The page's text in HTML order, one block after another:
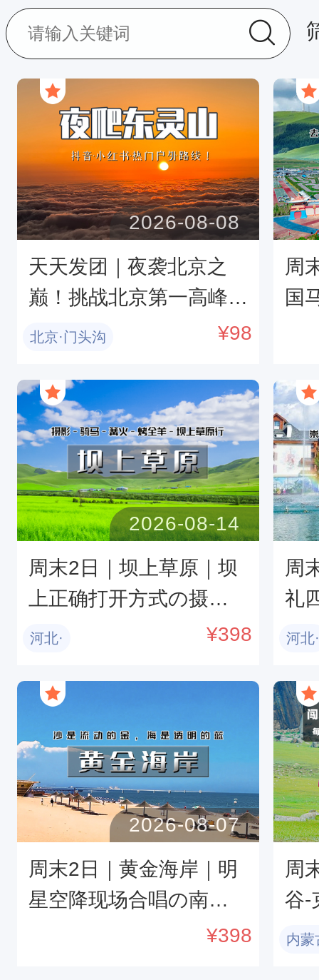
天天发团｜夜袭北京之
巅！挑战北京第一高峰！
东灵山夜爬专线：从星空
2026-08-08
北京·门头沟 ¥98
周
国
周末2日｜坝上草原｜坝
上正确打开方式の摄
影、骑马、篝火、烤全
2026-08-14
河北· ¥398
周
礼
山-
河北·
周末2日｜黄金海岸｜明
星空降现场合唱の南戴
河国际娱乐中心-渔岛海
2026-08-07
¥398
周
谷-
甸-
内蒙